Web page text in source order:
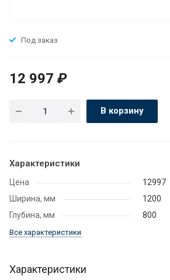
Под заказ
12 997 ₽
В корзину
Характеристики
Цена
12997
Ширина, мм
1200
Глубина, мм
800
Все характеристики
Характеристики